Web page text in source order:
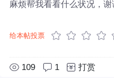
麻烦帮我看看什么状况，谢
给本帖投票
109 1 打赏